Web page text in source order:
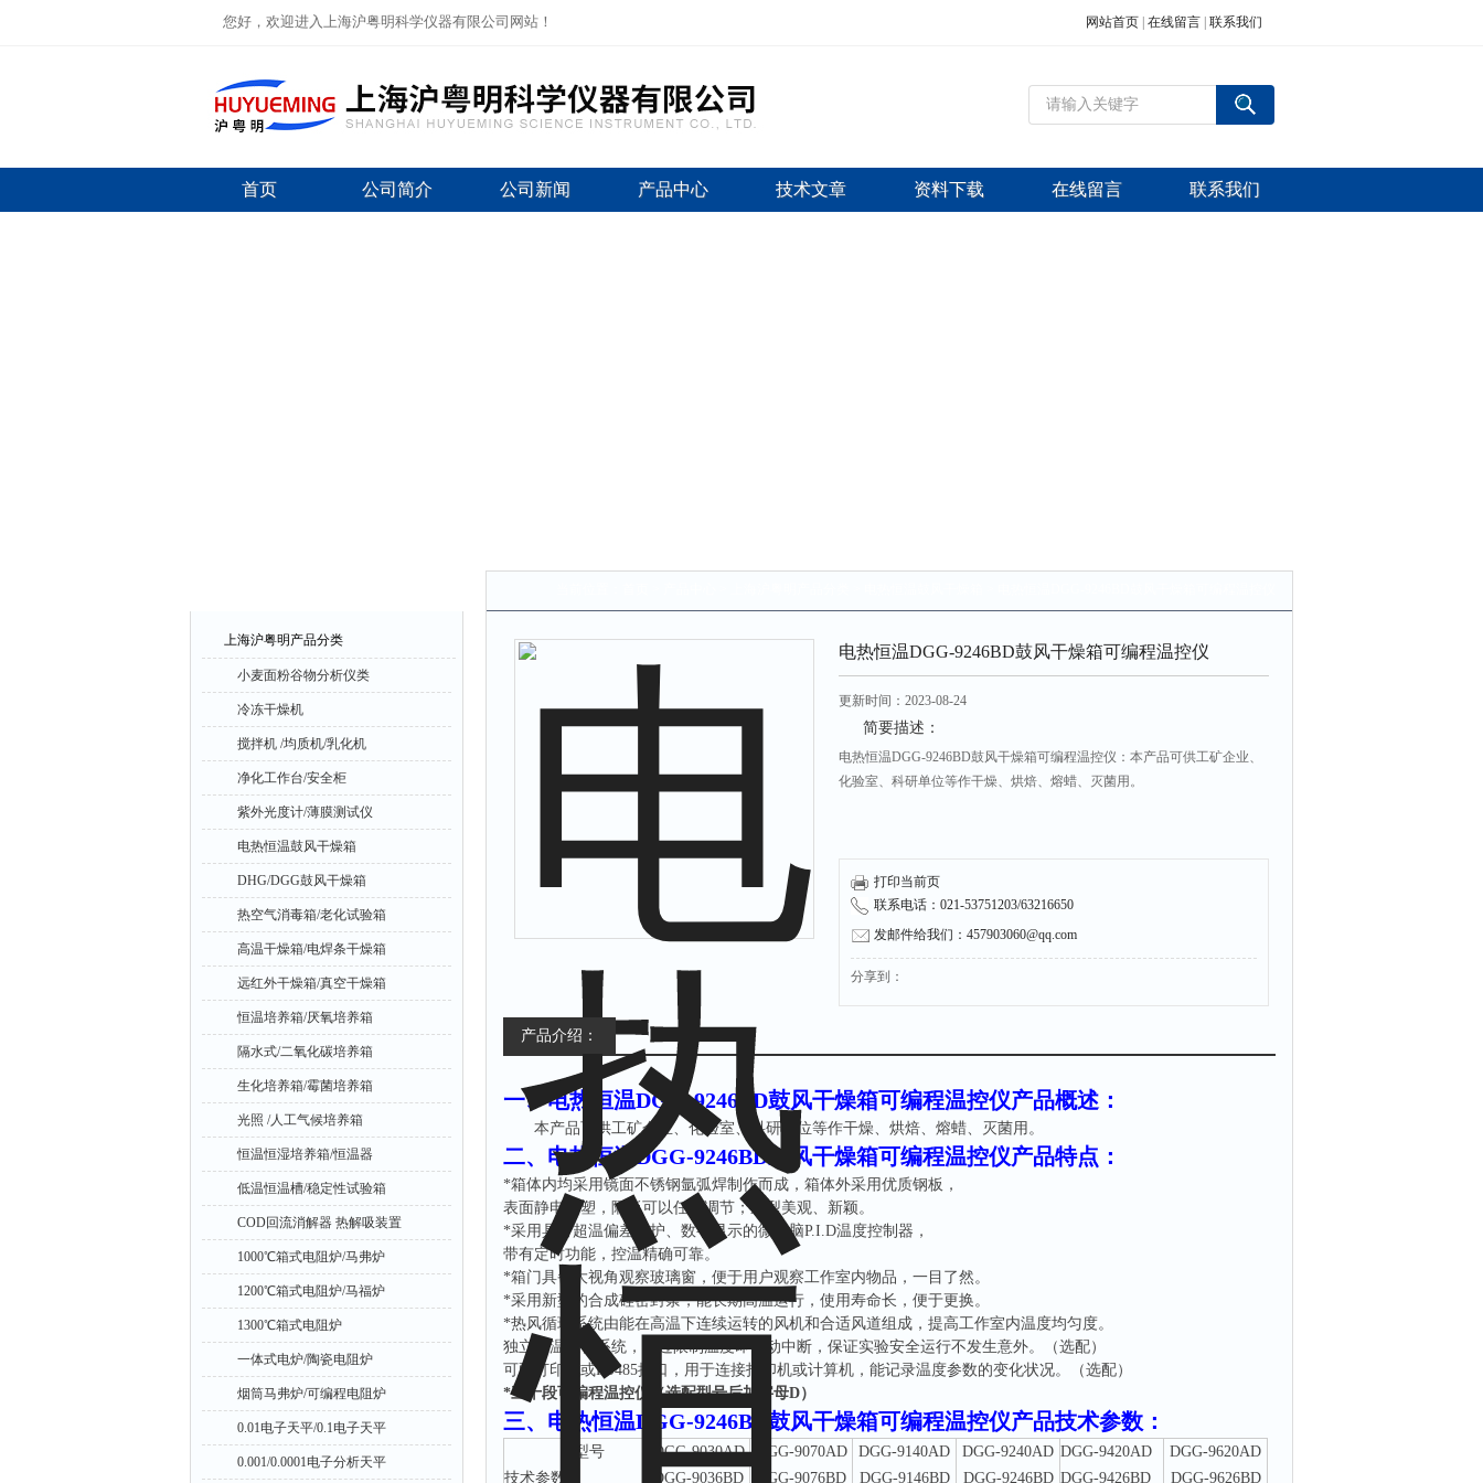
您好，欢迎进入上海沪粤明科学仪器有限公司网站！ 网站首页 在线留言 联系我们
首页 公司简介 公司新闻 产品中心 技术文章 资料下载 在线留言 联系我们
上海沪粤明产品分类
小麦面粉谷物分析仪类
冷冻干燥机
搅拌机 /均质机/乳化机
净化工作台/安全柜
紫外光度计/薄膜测试仪
电热恒温鼓风干燥箱
DHG/DGG鼓风干燥箱
热空气消毒箱/老化试验箱
高温干燥箱/电焊条干燥箱
远红外干燥箱/真空干燥箱
恒温培养箱/厌氧培养箱
隔水式/二氧化碳培养箱
生化培养箱/霉菌培养箱
光照 /人工气候培养箱
恒温恒湿培养箱/恒温器
低温恒温槽/稳定性试验箱
COD回流消解器 热解吸装置
1000℃箱式电阻炉/马弗炉
1200℃箱式电阻炉/马福炉
1300℃箱式电阻炉
一体式电炉/陶瓷电阻炉
烟筒马弗炉/可编程电阻炉
0.01电子天平/0.1电子天平
0.001/0.0001电子分析天平
电热恒温DGG-9246BD鼓风干燥箱可编程温控仪
更新时间：2023-08-24
简要描述：
电热恒温DGG-9246BD鼓风干燥箱可编程温控仪：本产品可供工矿企业、
化验室、科研单位等作干燥、烘焙、熔蜡、灭菌用。
打印当前页
联系电话：021-53751203/63216650
发邮件给我们：457903060@qq.com
分享到：
产品介绍：
一、电热恒温DGG-9246BD鼓风干燥箱可编程温控仪产品概述：
本产品可供工矿企业、化验室、科研单位等作干燥、烘焙、熔蜡、灭菌用。
二、 电热恒温DGG-9246BD鼓风干燥箱可编程温控仪产品特点：
*箱体内均采用镜面不锈钢氩弧焊制作而成，箱体外采用优质钢板，
表面静电喷塑，隔板可以任意调节；造型美观、新颖。
*采用具有超温偏差保护、数字显示的微电脑P.I.D温度控制器，
带有定时功能，控温精确可靠。
*箱门具备大视角观察玻璃窗，便于用户观察工作室内物品，一目了然。
*采用新型的合成硅密封条，能长期高温运行，使用寿命长，便于更换。
*热风循环系统由能在高温下连续运转的风机和合适风道组成，提高工作室内温度均匀度。
独立限温报警系统，超过限制温度即自动中断，保证实验安全运行不发生意外。（选配）
可配打印机或RS485接口，用于连接打印机或计算机，能记录温度参数的变化状况。（选配）
*三十段可编程温控仪（选配型号后加字母D）
三、 电热恒温DGG-9246BD鼓风干燥箱可编程温控仪产品技术参数：
型号
技术参数
DGG-9030AD
DGG-9036BD
DGG-9070AD
DGG-9076BD
DGG-9140AD
DGG-9146BD
DGG-9240AD
DGG-9246BD
DGG-9420AD
DGG-9426BD
DGG-9620AD
DGG-9626BD